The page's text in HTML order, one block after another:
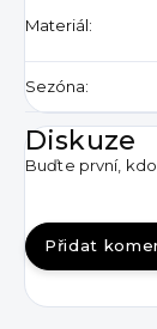
Materiál:
Sezóna:
Diskuze
Buďte první,
Přidat